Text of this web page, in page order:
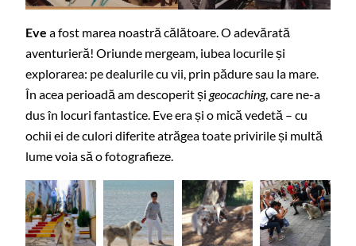
Eve a fost marea noastră călătoare. O adevărată
aventurieră! Oriunde mergeam, iubea locurile și
explorarea: pe dealurile cu vii, prin pădure sau la mare.
În acea perioadă am descoperit și geocaching, care ne-a
dus în locuri fantastice. Eve era și o mică vedetă – cu
ochii ei de culori diferite atrăgea toate privirile și multă
lume voia să o fotografieze.